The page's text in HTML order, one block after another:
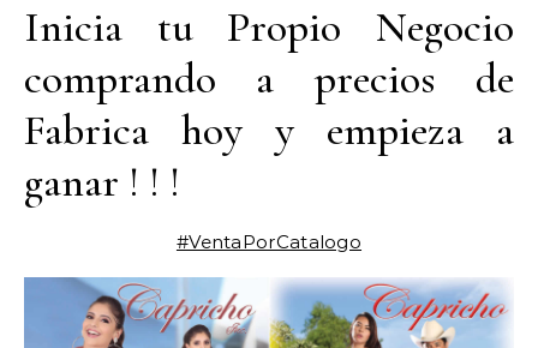
Inicia tu Propio Negocio
comprando a precios de
Fabrica hoy y empieza a
ganar ! ! !
#VentaPorCatalogo